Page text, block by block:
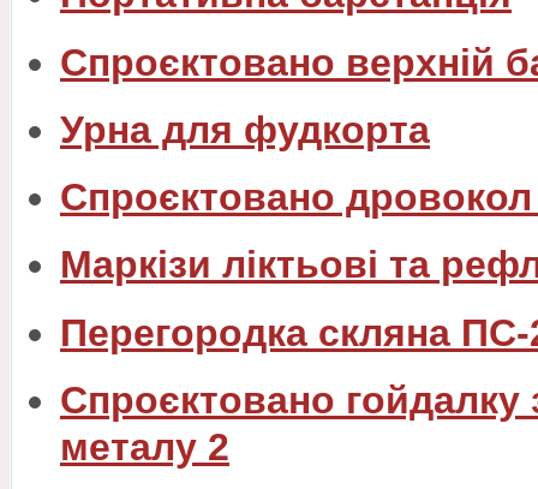
Спроєктовано верхній
Урна для фудкорта
Спроєктовано дровокол
Маркізи ліктьові та
Перегородка скляна ПС-
Спроєктовано гойдалку
металу 2